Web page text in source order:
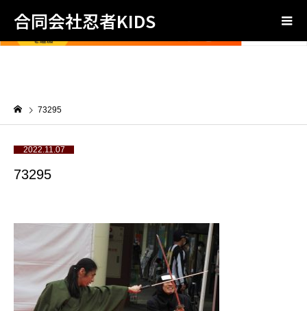
合同会社忍者KIDS
73295
2022.11.07
73295